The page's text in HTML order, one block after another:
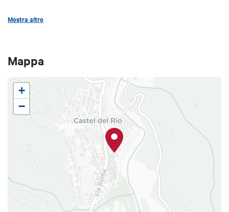
di elettricità, perfette per accogliere tende. In
riva del fiume.
La sua posizione centrale nell'Appennino lo rende
la base perfetta per gli appassionati di attività
all'aria aperta. Situato al termine della Ciclovia del
Santerno, è il punto ideale per i ciclisti in viaggio,
dove possono fermarsi a riposarsi, godersi una
doccia calda o fare un tuffo rinfrescante nel fiume.
Mostra altro
Mappa
+
−